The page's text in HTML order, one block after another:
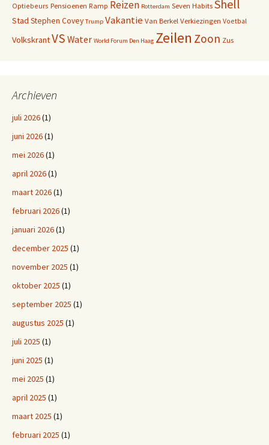
Optiebeurs Pensioenen Ramp Reizen Rotterdam Seven HabitsShell
Stad Stephen Covey Trump Vakantie Van Berkel Verkiezingen Voetbal
VolkskrantVS Water World Forum Den Haag Zeilen Zoon Zus
Archieven
juli 2026(1)
juni 2026(1)
mei 2026(1)
april 2026(1)
maart 2026(1)
februari 2026(1)
januari 2026(1)
december 2025 (1)
november 2025 (1)
oktober 2025 (1)
september 2025 (1)
augustus 2025 (1)
juli 2025 (1)
juni 2025 (1)
mei 2025 (1)
april 2025 (1)
maart 2025 (1)
februari 2025 (1)